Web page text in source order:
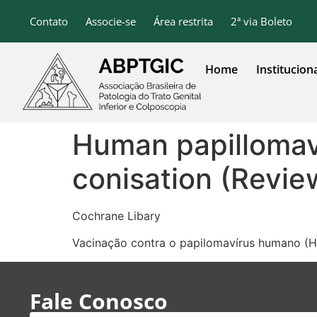
conteúdo
Contato Associe-se Área restrita 2ª via Boleto
Home
Human
conisation
Cochrane Libary
Vacinação contra o papilomavírus humano
Fale Conosco